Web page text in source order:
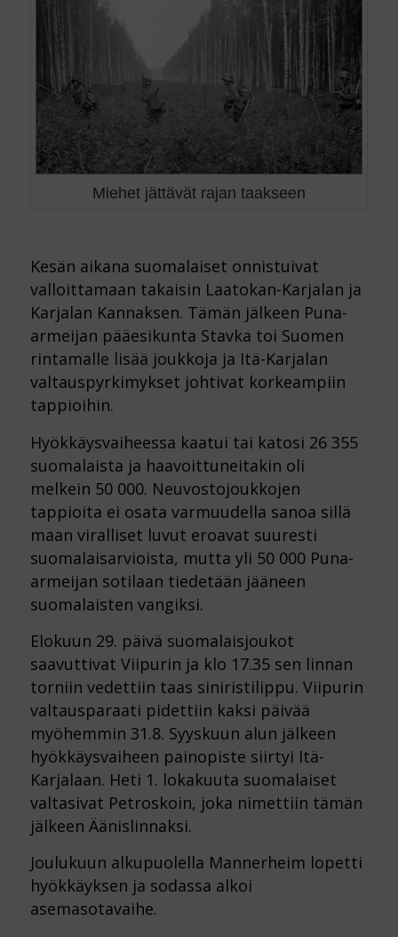
Miehet jättävät rajan taakseen
Kesän aikana suomalaiset onnistuivat
valloittamaan takaisin Laatokan-Karjalan ja
Karjalan Kannaksen. Tämän jälkeen Puna-
armeijan pääesikunta Stavka toi Suomen
rintamalle lisää joukkoja ja Itä-Karjalan
valtauspyrkimykset johtivat korkeampiin
tappioihin.
Hyökkäysvaiheessa kaatui tai katosi 26 355
suomalaista ja haavoittuneitakin oli
melkein 50 000. Neuvostojoukkojen
tappioita ei osata varmuudella sanoa sillä
maan viralliset luvut eroavat suuresti
suomalaisarvioista, mutta yli 50 000 Puna-
armeijan sotilaan tiedetään jääneen
suomalaisten vangiksi.
Elokuun 29. päivä suomalaisjoukot
saavuttivat Viipurin ja klo 17.35 sen linnan
torniin vedettiin taas siniristilippu. Viipurin
valtausparaati pidettiin kaksi päivää
myöhemmin 31.8. Syyskuun alun jälkeen
hyökkäysvaiheen painopiste siirtyi Itä-
Karjalaan. Heti 1. lokakuuta suomalaiset
valtasivat Petroskoin, joka nimettiin tämän
jälkeen Äänislinnaksi.
Joulukuun alkupuolella Mannerheim lopetti
hyökkäyksen ja sodassa alkoi
asemasotavaihe.